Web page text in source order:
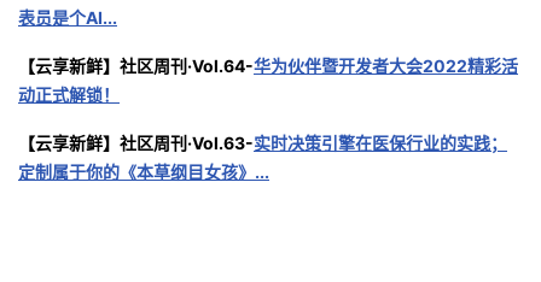
表员是个AI...
【云享新鲜】社区周刊·Vol.64-华为伙伴暨开发者大会2022精彩活
动正式解锁！
【云享新鲜】社区周刊·Vol.63-实时决策引擎在医保行业的实践；
定制属于你的《本草纲目女孩》...